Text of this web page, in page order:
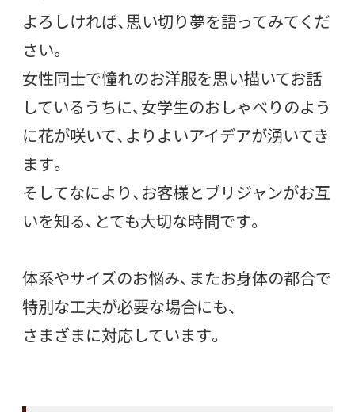
よろしければ、思い切り夢を語ってみてくだ
さい。
女性同士で憧れのお洋服を思い描いてお話
しているうちに、女学生のおしゃべりのよう
に花が咲いて、よりよいアイデアが湧いてき
ます。
そしてなにより、お客様とブリジャンがお互
いを知る、とても大切な時間です。
体系やサイズのお悩み、またお身体の都合で
特別な工夫が必要な場合にも、
さまざまに対応しています。